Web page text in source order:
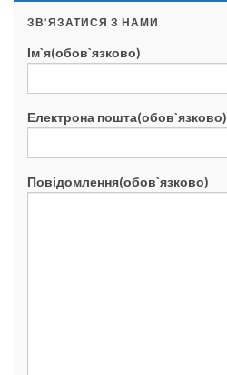
ЗВ’ЯЗАТИСЯ З НАМИ
Ім`я(обов`язково)
Електрона пошта(обов`язково)
Повідомлення(обов`язково)